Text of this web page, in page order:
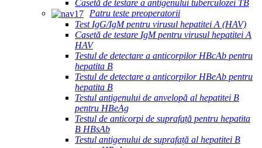
Casetă de testare a antigenului tuberculozei TB
Patru teste preoperatorii
Test IgG/IgM pentru virusul hepatitei A (HAV)
Casetă de testare IgM pentru virusul hepatitei A
HAV
Testul de detectare a anticorpilor HBcAb pentru
hepatita B
Testul de detectare a anticorpilor HBeAb pentru
hepatita B
Testul antigenului de anvelopă al hepatitei B
pentru HBeAg
Testul de anticorpi de suprafață pentru hepatita
B HBsAb
Testul antigenului de suprafață al hepatitei B